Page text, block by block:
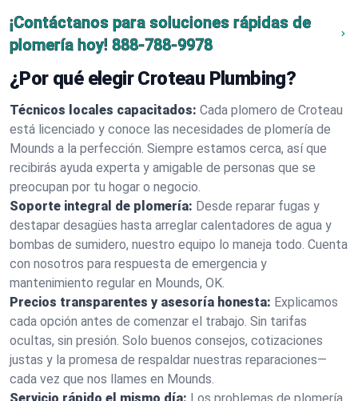
¡Contáctanos para soluciones rápidas de
plomería hoy! 888-788-9978
¿Por qué elegir Croteau Plumbing?
Técnicos locales capacitados: Cada plomero de Croteau
está licenciado y conoce las necesidades de plomería de
Mounds a la perfección. Siempre estamos cerca, así que
recibirás ayuda experta y amigable de personas que se
preocupan por tu hogar o negocio.
Soporte integral de plomería: Desde reparar fugas y
destapar desagües hasta arreglar calentadores de agua y
bombas de sumidero, nuestro equipo lo maneja todo. Cuenta
con nosotros para respuesta de emergencia y
mantenimiento regular en Mounds, OK.
Precios transparentes y asesoría honesta: Explicamos
cada opción antes de comenzar el trabajo. Sin tarifas
ocultas, sin presión. Solo buenos consejos, cotizaciones
justas y la promesa de respaldar nuestras reparaciones—
cada vez que nos llames en Mounds.